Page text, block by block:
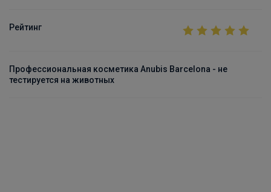
Рейтинг
Профессиональная косметика Anubis Barcelona - не
тестируется на животных